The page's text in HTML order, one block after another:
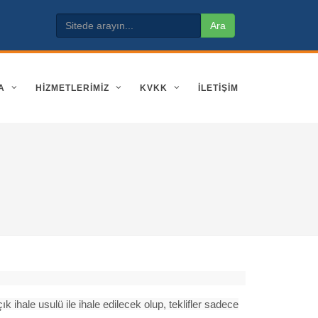
HİZMETLERİMİZ KVKK İLETIŞIM
ihale usulü ile ihale edilecek olup, teklifler sadece